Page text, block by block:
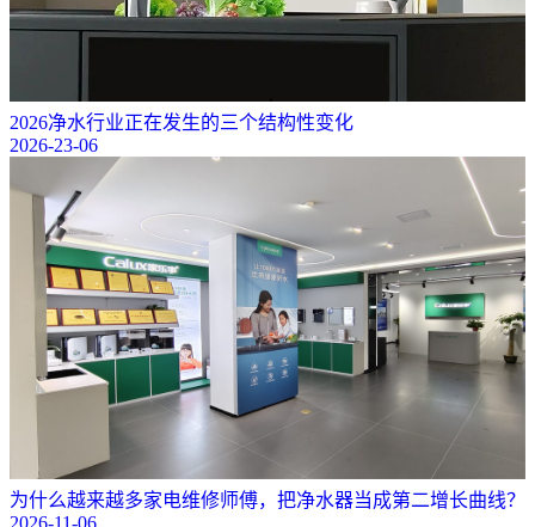
2026净水行业正在发生的三个结构性变化
2026-23-06
为什么越来越多家电维修师傅，把净水器当成第二增长曲线？
2026-11-06